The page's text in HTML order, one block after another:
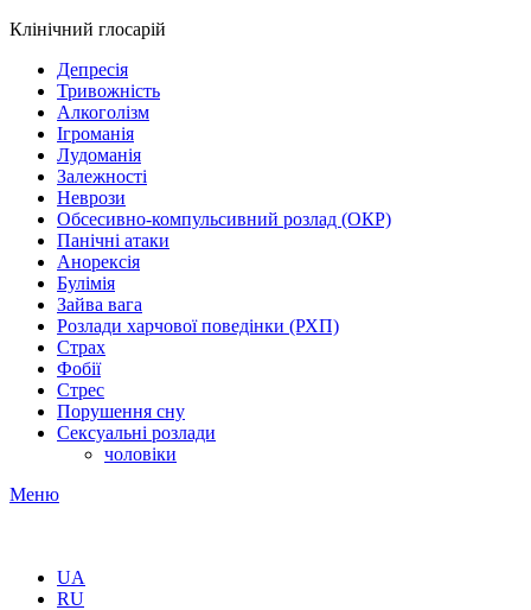
Клінічний глосарій
Депресія
Тривожність
Алкоголізм
Ігроманія
Лудоманія
Залежності
Неврози
Обсесивно-компульсивний розлад (ОКР)
Панічні атаки
Анорексія
Булімія
Зайва вага
Розлади харчової поведінки (РХП)
Страх
Фобії
Стрес
Порушення сну
Сексуальні розлади
чоловіки
Меню
UA
RU